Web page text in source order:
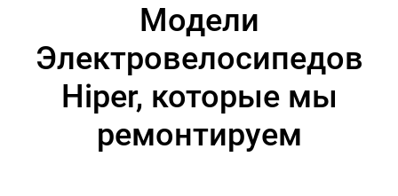
Модели
Электровелосипедов
Hiper, которые мы
ремонтируем